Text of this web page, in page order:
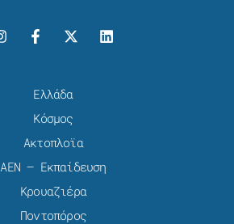
Ελλάδα
Κόσμος
Ακτοπλοϊα
ΑΕΝ – Εκπαίδευση
Κρουαζιέρα
Ποντοπόρος